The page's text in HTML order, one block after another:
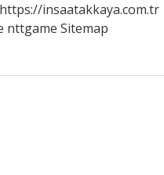
https://insaatakkaya.com.tr
nttgame Sitemap